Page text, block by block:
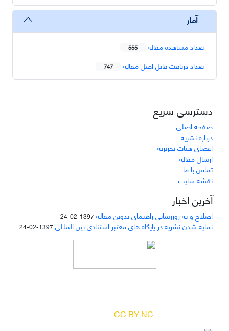
آمار
تعداد مشاهده مقاله 555
تعداد دریافت فایل اصل مقاله 747
دسترسی سریع
صفحه اصلی
درباره نشریه
اعضای هیات تحریریه
ارسال مقاله
تماس با ما
نقشه سایت
آخرین اخبار
اصلاح و به روزرسانی راهنمای تدوین مقاله 1397-02-24
نمایه شدن نشریه در پایگاه های معتبر استنادی بین المللی 1397-02-24
CC BY-NC